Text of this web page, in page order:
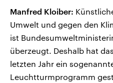
Manfred Kloiber:
Umwelt und gegen den
ist
überzeugt. Deshalb hat
letzten Jahr ein
Leuchtturmprogramm